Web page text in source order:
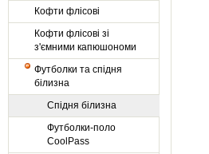
Кофти флісові
Кофти флісові зі
з'ємними капюшономи
Футболки та спідня
білизна
Спідня білизна
Футболки-поло
CoolPass